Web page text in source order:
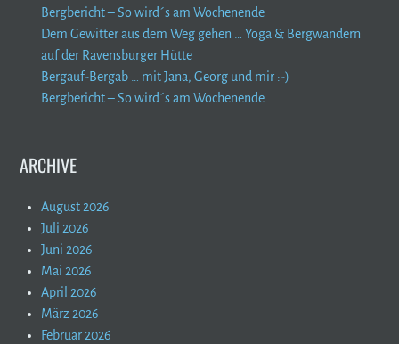
Bergbericht – So wird´s am Wochenende
Dem Gewitter aus dem Weg gehen … Yoga & Bergwandern
auf der Ravensburger Hütte
Bergauf-Bergab … mit Jana, Georg und mir :-)
Bergbericht – So wird´s am Wochenende
ARCHIVE
August 2026
Juli 2026
Juni 2026
Mai 2026
April 2026
März 2026
Februar 2026